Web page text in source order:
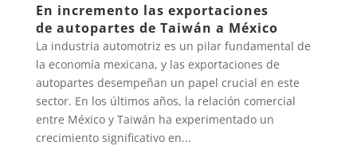
En incremento las exportaciones
de autopartes de Taiwán a México
La industria automotriz es un pilar fundamental de
la economía mexicana, y las exportaciones de
autopartes desempeñan un papel crucial en este
sector. En los últimos años, la relación comercial
entre México y Taiwán ha experimentado un
crecimiento significativo en...